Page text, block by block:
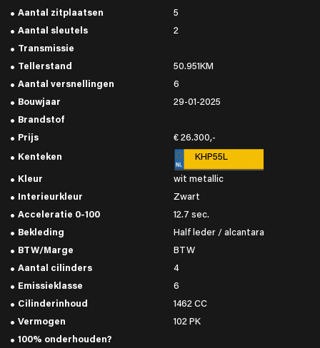
Aantal zitplaatsen
5
Aantal sleutels
2
Transmissie
Tellerstand
50.951KM
Aantal versnellingen
6
Bouwjaar
29-01-2025
Brandstof
Prijs
€ 26.300,-
Kenteken KHP55L
Kleur
wit metallic
Interieurkleur
Zwart
Acceleratie 0-100
12.7 sec.
Bekleding
Half leder / alcantara
BTW/Marge
BTW
Aantal cilinders
4
Emissieklasse
6
Cilinderinhoud
1462 CC
Vermogen
102 PK
100% onderhouden?